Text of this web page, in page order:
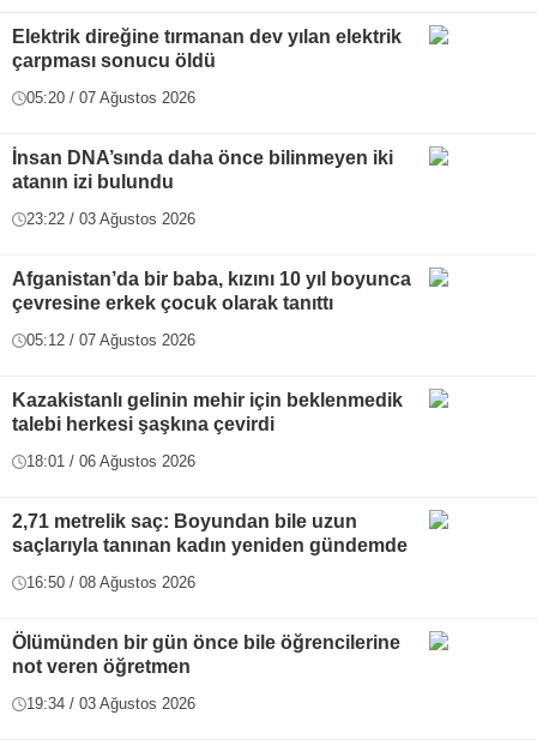
Elektrik direğine tırmanan dev yılan elektrik
çarpması sonucu öldü
05:20 / 07 Ağustos 2026
İnsan DNA’sında daha önce bilinmeyen iki
atanın izi bulundu
23:22 / 03 Ağustos 2026
Afganistan’da bir baba, kızını 10 yıl boyunca
çevresine erkek çocuk olarak tanıttı
05:12 / 07 Ağustos 2026
Kazakistanlı gelinin mehir için beklenmedik
talebi herkesi şaşkına çevirdi
18:01 / 06 Ağustos 2026
2,71 metrelik saç: Boyundan bile uzun
saçlarıyla tanınan kadın yeniden gündemde
16:50 / 08 Ağustos 2026
Ölümünden bir gün önce bile öğrencilerine
not veren öğretmen
19:34 / 03 Ağustos 2026